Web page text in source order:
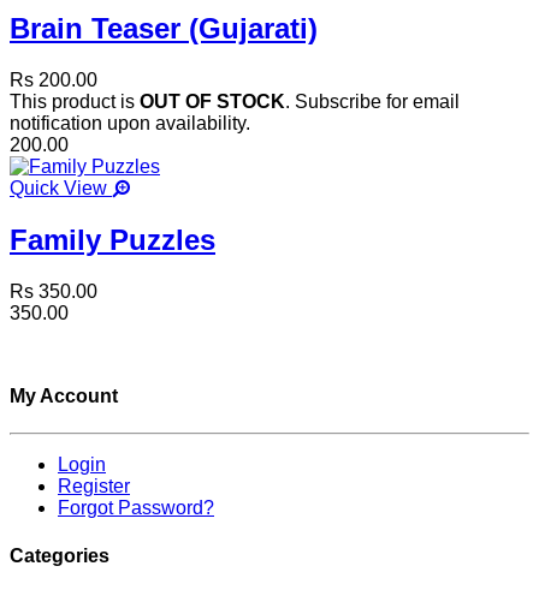
Brain Teaser (Gujarati)
Rs 200.00
This product is OUT OF STOCK. Subscribe for email
notification upon availability.
200.00
Quick View
Family Puzzles
Rs 350.00
350.00
My Account
Login
Register
Forgot Password?
Categories